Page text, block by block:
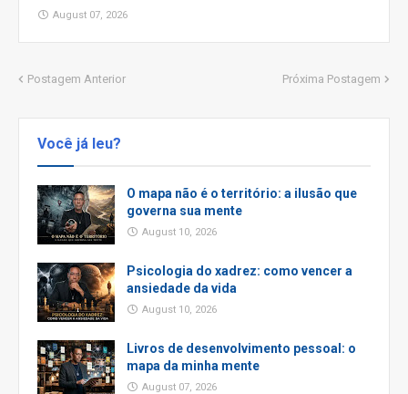
August 07, 2026
Postagem Anterior Próxima Postagem
Você já leu?
O mapa não é o território: a ilusão que
governa sua mente
August 10, 2026
Psicologia do xadrez: como vencer a
ansiedade da vida
August 10, 2026
Livros de desenvolvimento pessoal: o
mapa da minha mente
August 07, 2026